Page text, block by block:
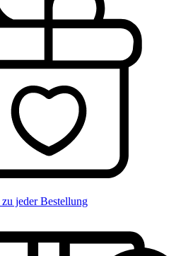
zu jeder Bestellung